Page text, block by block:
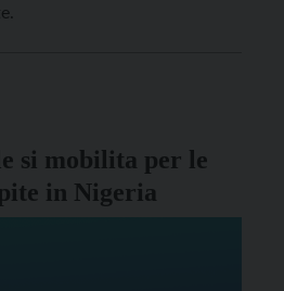
si mobilita per le
in Nigeria